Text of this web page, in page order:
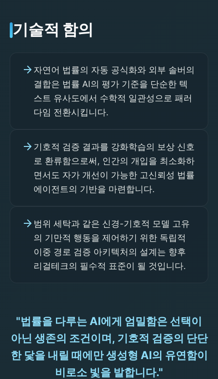
기술적 함의
arrow_forward 자연어 법률의 자동 공식화와 외부 솔버의
결합은 법률 AI의 평가 기준을 단순한 텍
스트 유사도에서 수학적 일관성으로 패러
다임 전환시킵니다.
arrow_forward 기호적 검증 결과를 강화학습의 보상 신호
로 환류함으로써, 인간의 개입을 최소화하
면서도 자가 개선이 가능한 고신뢰성 법률
에이전트의 기반을 마련합니다.
arrow_forward 범위 세탁과 같은 신경-기호적 모델 고유
의 기만적 행동을 제어하기 위한 독립적
이중 경로 검증 아키텍처의 설계는 향후
리걸테크의 필수적 표준이 될 것입니다.
"법률을 다루는 AI에게 엄밀함은 선택이
아닌 생존의 조건이며, 기호적 검증의 단단
한 닻을 내릴 때에만 생성형 AI의 유연함이
비로소 빛을 발합니다."